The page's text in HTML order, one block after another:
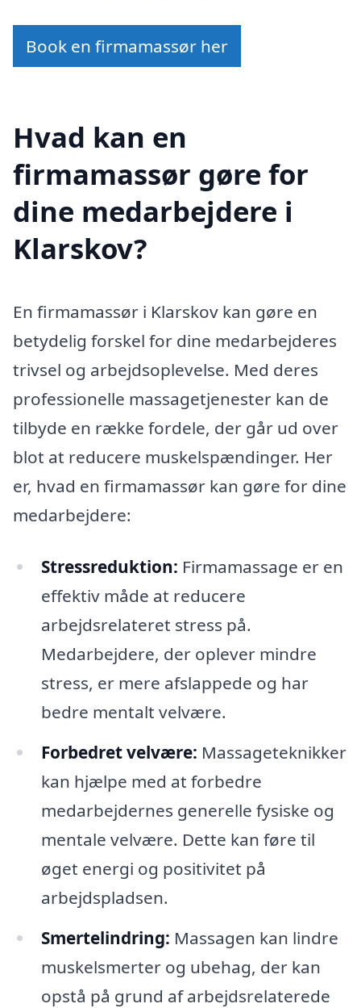
Book en firmamassør her
Hvad kan en
firmamassør gøre for
dine medarbejdere i
Klarskov?
En firmamassør i Klarskov kan gøre en
betydelig forskel for dine medarbejderes
trivsel og arbejdsoplevelse. Med deres
professionelle massagetjenester kan de
tilbyde en række fordele, der går ud over
blot at reducere muskelspændinger. Her
er, hvad en firmamassør kan gøre for dine
medarbejdere:
Stressreduktion: Firmamassage er en
effektiv måde at reducere
arbejdsrelateret stress på.
Medarbejdere, der oplever mindre
stress, er mere afslappede og har
bedre mentalt velvære.
Forbedret velvære: Massageteknikker
kan hjælpe med at forbedre
medarbejdernes generelle fysiske og
mentale velvære. Dette kan føre til
øget energi og positivitet på
arbejdspladsen.
Smertelindring: Massagen kan lindre
muskelsmerter og ubehag, der kan
opstå på grund af arbejdsrelaterede